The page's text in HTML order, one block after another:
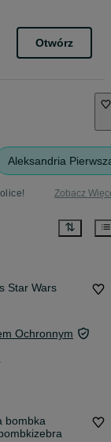
Otwórz
Aleksandria
Zobacz
Star Wars
Ochronnym
bombka